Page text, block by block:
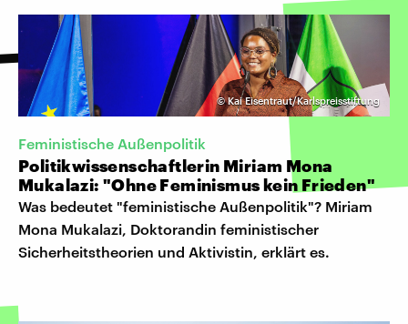
©Kai Eisentraut/Karlspreisstiftung
Feministische Außenpolitik
Politikwissenschaftlerin Miriam Mona
Mukalazi: "Ohne Feminismus kein Frieden"
Was bedeutet "feministische Außenpolitik"? Miriam
Mona Mukalazi, Doktorandin feministischer
Sicherheitstheorien und Aktivistin, erklärt es.